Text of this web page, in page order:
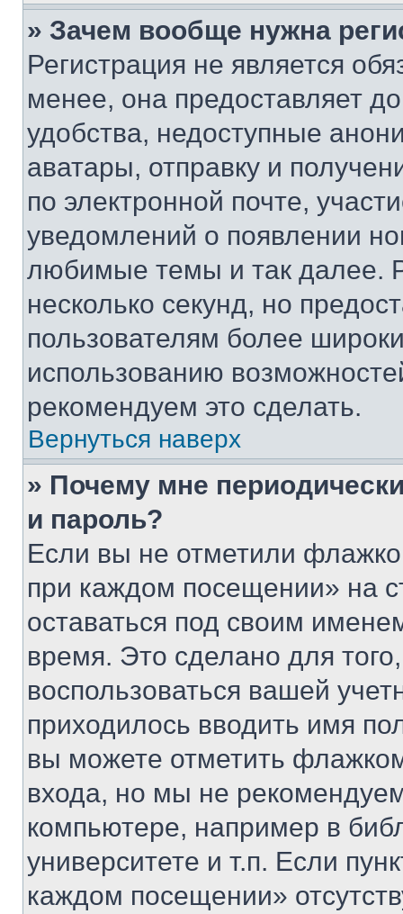
» Зачем вообще нужна
Регистрация не является
менее, она предоставляет
удобства, недоступные
аватары, отправку и
по электронной почте,
уведомлений о появлении
любимые темы и так далее.
несколько секунд, но
пользователям более
использованию
рекомендуем это сделать.
Вернуться наверх
» Почему мне
и пароль?
Если вы не отметили
при каждом посещении» на
оставаться под своим
время. Это сделано для
воспользоваться вашей
приходилось вводить имя
вы можете отметить
входа, но мы не
компьютере, например в
университете и т.п. Если
каждом посещении»